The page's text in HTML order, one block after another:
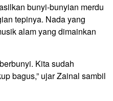
bunyi-bunyian merdu
tepinya. Nada yang
alam yang dimainkan
Kita sudah
bagus,” ujar Zainal sambil